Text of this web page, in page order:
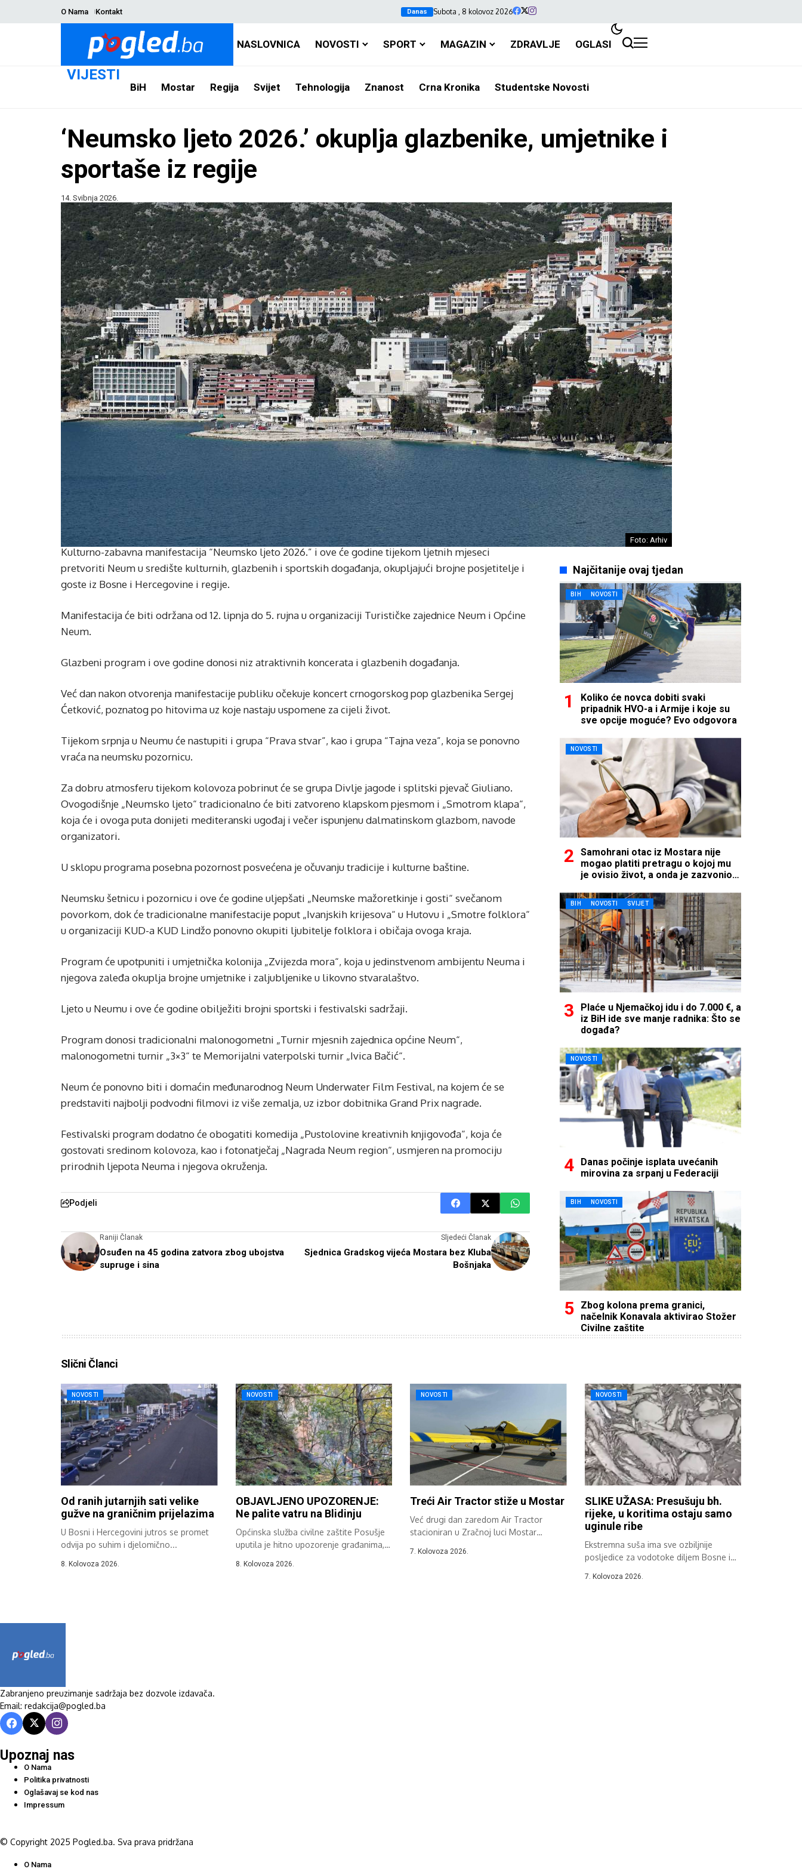
O Nama Kontakt Danas Subota , 8 kolovoz 2026
NASLOVNICA NOVOSTI SPORT MAGAZIN ZDRAVLJE OGLASI
VIJESTI
BiH Mostar Regija Svijet Tehnologija Znanost Crna Kronika Studentske Novosti
‘Neumsko ljeto 2026.’ okuplja glazbenike, umjetnike i
sportaše iz regije
14. Svibnja 2026.
Foto: Arhiv
Kulturno-zabavna manifestacija “Neumsko ljeto 2026.” i ove će godine tijekom ljetnih mjeseci
pretvoriti Neum u središte kulturnih, glazbenih i sportskih događanja, okupljajući brojne posjetitelje i
goste iz Bosne i Hercegovine i regije.
Manifestacija će biti održana od 12. lipnja do 5. rujna u organizaciji Turističke zajednice Neum i Općine
Neum.
Glazbeni program i ove godine donosi niz atraktivnih koncerata i glazbenih događanja.
Već dan nakon otvorenja manifestacije publiku očekuje koncert crnogorskog pop glazbenika Sergej
Ćetković, poznatog po hitovima uz koje nastaju uspomene za cijeli život.
Tijekom srpnja u Neumu će nastupiti i grupa “Prava stvar”, kao i grupa “Tajna veza”, koja se ponovno
vraća na neumsku pozornicu.
Za dobru atmosferu tijekom kolovoza pobrinut će se grupa Divlje jagode i splitski pjevač Giuliano.
Ovogodišnje „Neumsko ljeto“ tradicionalno će biti zatvoreno klapskom pjesmom i „Smotrom klapa“,
koja će i ovoga puta donijeti mediteranski ugođaj i večer ispunjenu dalmatinskom glazbom, navode
organizatori.
U sklopu programa posebna pozornost posvećena je očuvanju tradicije i kulturne baštine.
Neumsku šetnicu i pozornicu i ove će godine uljepšati „Neumske mažoretkinje i gosti“ svečanom
povorkom, dok će tradicionalne manifestacije poput „Ivanjskih krijesova“ u Hutovu i „Smotre folklora“
u organizaciji KUD-a KUD Lindžo ponovno okupiti ljubitelje folklora i običaja ovoga kraja.
Program će upotpuniti i umjetnička kolonija „Zvijezda mora“, koja u jedinstvenom ambijentu Neuma i
njegova zaleđa okuplja brojne umjetnike i zaljubljenike u likovno stvaralaštvo.
Ljeto u Neumu i ove će godine obilježiti brojni sportski i festivalski sadržaji.
Program donosi tradicionalni malonogometni „Turnir mjesnih zajednica općine Neum“,
malonogometni turnir „3×3“ te Memorijalni vaterpolski turnir „Ivica Bačić“.
Neum će ponovno biti i domaćin međunarodnog Neum Underwater Film Festival, na kojem će se
predstaviti najbolji podvodni filmovi iz više zemalja, uz izbor dobitnika Grand Prix nagrade.
Festivalski program dodatno će obogatiti komedija „Pustolovine kreativnih knjigovođa“, koja će
gostovati sredinom kolovoza, kao i fotonatječaj „Nagrada Neum region“, usmjeren na promociju
prirodnih ljepota Neuma i njegova okruženja.
Podjeli
Raniji Članak
Osuđen na 45 godina zatvora zbog ubojstva
supruge i sina
Sljedeći Članak
Sjednica Gradskog vijeća Mostara bez Kluba
Bošnjaka
Najčitanije ovaj tjedan
BIH NOVOSTI
Koliko će novca dobiti svaki
pripadnik HVO-a i Armije i koje su
sve opcije moguće? Evo odgovora
NOVOSTI
Samohrani otac iz Mostara nije
mogao platiti pretragu o kojoj mu
je ovisio život, a onda je zazvonio
BIH NOVOSTI SVIJET
Plaće u Njemačkoj idu i do 7.000 €, a
iz BiH ide sve manje radnika: Što se
događa?
NOVOSTI
Danas počinje isplata uvećanih
mirovina za srpanj u Federaciji
BIH NOVOSTI
Zbog kolona prema granici,
načelnik Konavala aktivirao Stožer
Civilne zaštite
Slični Članci
NOVOSTI
Od ranih jutarnjih sati velike
gužve na graničnim prijelazima
U Bosni i Hercegovini jutros se promet
odvija po suhim i djelomično...
8. Kolovoza 2026.
NOVOSTI
OBJAVLJENO UPOZORENJE:
Ne palite vatru na Blidinju
Općinska služba civilne zaštite Posušje
uputila je hitno upozorenje građanima,
8. Kolovoza 2026.
NOVOSTI
Treći Air Tractor stiže u Mostar
Već drugi dan zaredom Air Tractor
stacioniran u Zračnoj luci Mostar
7. Kolovoza 2026.
NOVOSTI
SLIKE UŽASA: Presušuju bh.
rijeke, u koritima ostaju samo
uginule ribe
Ekstremna suša ima sve ozbiljnije
posljedice za vodotoke diljem Bosne i
7. Kolovoza 2026.
Zabranjeno preuzimanje sadržaja bez dozvole izdavača.
Email: redakcija@pogled.ba
Upoznaj nas
O Nama
Politika privatnosti
Oglašavaj se kod nas
Impressum
© Copyright 2025 Pogled.ba. Sva prava pridržana
O Nama